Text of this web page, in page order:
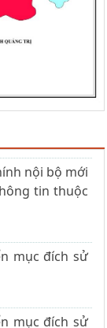
nội bộ mới
tin thuộc
mục đích sử
mục đích sử